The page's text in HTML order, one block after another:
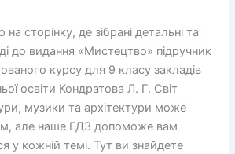
сторінку, де зібрані детальні та
до видання «Мистецтво» підручник
курсу для 9 класу закладів
освіти Кондратова Л. Г. Світ
музики та архітектури може
але наше ГДЗ допоможе вам
у кожній темі. Тут ви знайдете